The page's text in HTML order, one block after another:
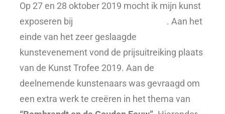
Op 27 en 28 oktober 2019 mocht ik mijn kunst
exposeren bij
. Aan het
einde van het zeer geslaagde
kunstevenement vond de prijsuitreiking plaats
van de Kunst Trofee 2019. Aan de
deelnemende kunstenaars was gevraagd om
een extra werk te creëren in het thema van